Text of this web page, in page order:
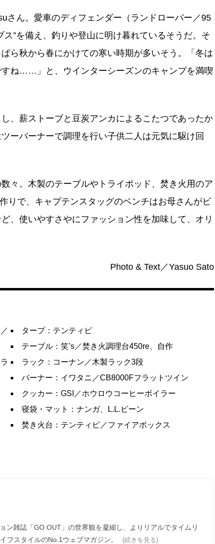
さん。愛車のディフェンダー（ランドローバー／95
”を備え、釣りや登山に明け暮れているそうだ。そ
ら秋から春にかけての寒い時期が多いそう。「冬は
ね……」と、ウインターシーズンのキャンプを満喫
、薪ストーブと豆炭アンカによるこたつであったか
ーバーナーで調理を行い子供二人は元気に駆け回
々。木製のテーブルやトライポッド、焚き火用のア
りで、キャプテンスタッグのベンチはお母さんがビ
、使いやすさやにファッション性を加味して、オリ
Photo & Text／Yasuo Sato
タープ：テンティピ
テーブル：笑’s／焚き火調理台450re、自作
ラック：コーナン／木製ラック3段
バーナー：イワタニ／CB8000Fフラットツイン
クッカー：GSI／ホウロウコーヒーボイラー
寝袋・マット：ナンガ、L.L.ビーン
焚き火台：テンティピ／ファイアボックス
ン雑誌「GO OUT」の世界観を凝縮し、よりリアルでタイムリ
フスタイルのNo.1ウェブマガジン。
(続きを見る)